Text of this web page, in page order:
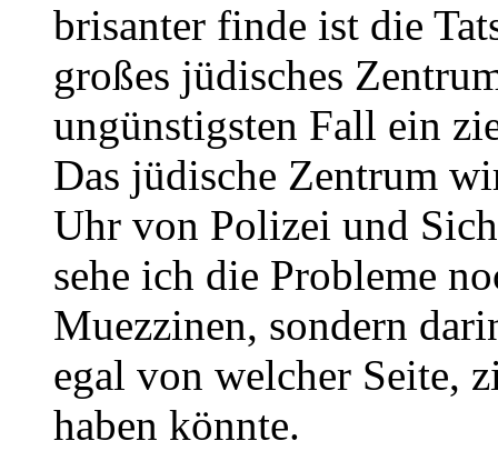
brisanter finde ist die
großes jüdisches
ungünstigsten Fall ein
Das jüdische Zentrum
Uhr von Polizei und
sehe ich die Probleme
Muezzinen, sondern
egal von welcher Seite,
haben könnte.